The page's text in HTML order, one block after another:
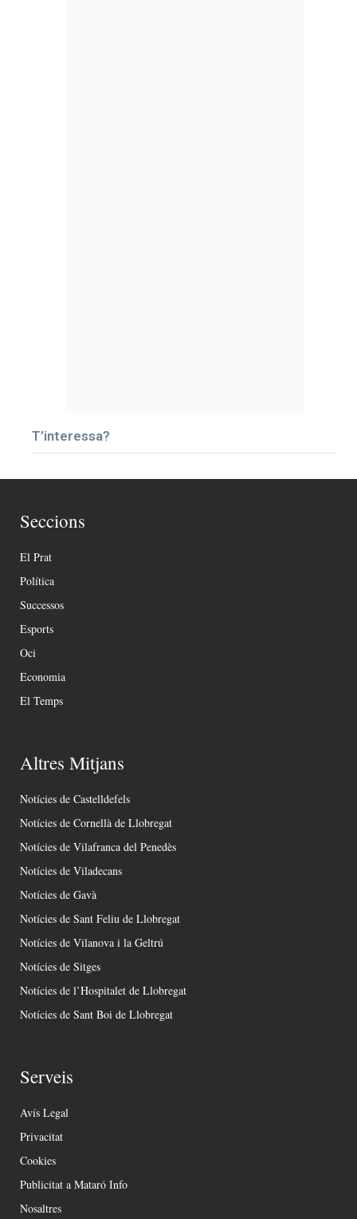
T’interessa?
Seccions
El Prat
Política
Successos
Esports
Oci
Economia
El Temps
Altres Mitjans
Notícies de Castelldefels
Notícies de Cornellà de Llobregat
Notícies de Vilafranca del Penedès
Notícies de Viladecans
Notícies de Gavà
Notícies de Sant Feliu de Llobregat
Notícies de Vilanova i la Geltrú
Notícies de Sitges
Notícies de l’Hospitalet de Llobregat
Notícies de Sant Boi de Llobregat
Serveis
Avís Legal
Privacitat
Cookies
Publicitat a Mataró Info
Nosaltres